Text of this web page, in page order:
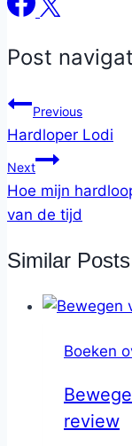
Post
Previous
Hardloper Lodi
Next
Hoe mijn
van de tijd
Similar Posts
Boeken
review